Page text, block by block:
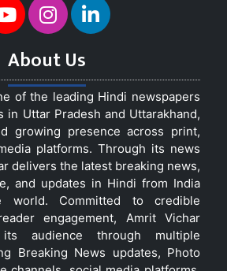
About Us
of the leading Hindi newspapers
in Uttar Pradesh and Uttarakhand,
growing presence across print,
platforms. Through its news
delivers the latest breaking news,
and updates in Hindi from India
world. Committed to credible
engagement, Amrit Vichar
audience through multiple
Breaking News updates, Photo